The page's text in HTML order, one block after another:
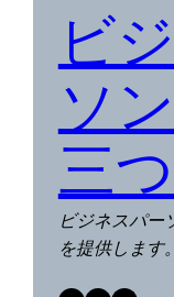
ビ
ソ
三
ビジネスパー
を提供します。